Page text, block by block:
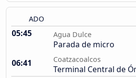
ADO
05:45 Agua Dulce
Parada de micro
06:41
Coatzacoalcos
Terminal Central de